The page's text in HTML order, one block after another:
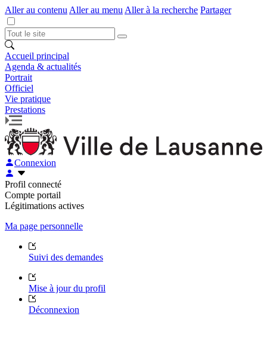
Aller au contenu Aller au menu Aller à la recherche Partager
Accueil principal
Agenda & actualités
Portrait
Officiel
Vie pratique
Prestations
Connexion
Profil connecté
Compte portail
Légitimations actives
Ma page personnelle
Suivi des demandes
Mise à jour du profil
Déconnexion